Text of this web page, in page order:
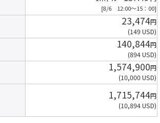
[8/6 12:00～15：00]
23,474円
(149 USD)
140,844円
(894 USD)
1,574,900円
(10,000 USD)
1,715,744円
(10,894 USD)